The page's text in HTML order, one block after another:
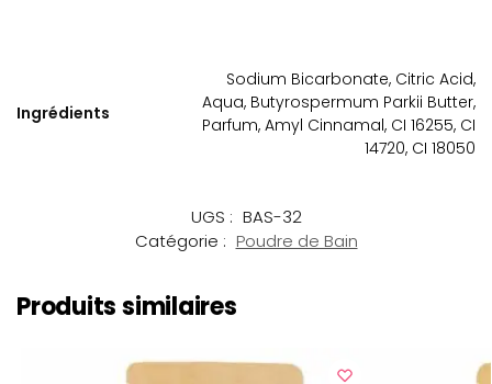
Ingrédients
Sodium Bicarbonate, Citric Acid,
Aqua, Butyrospermum Parkii Butter,
Parfum, Amyl Cinnamal, CI 16255, CI
14720, CI 18050
UGS : BAS-32
Catégorie : Poudre de Bain
Produits similaires